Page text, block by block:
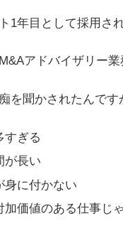
1年目として採用され
アドバイザリー業
を聞かされたんです
すぎる
が長い
身に付かない
加価値のある仕事じ